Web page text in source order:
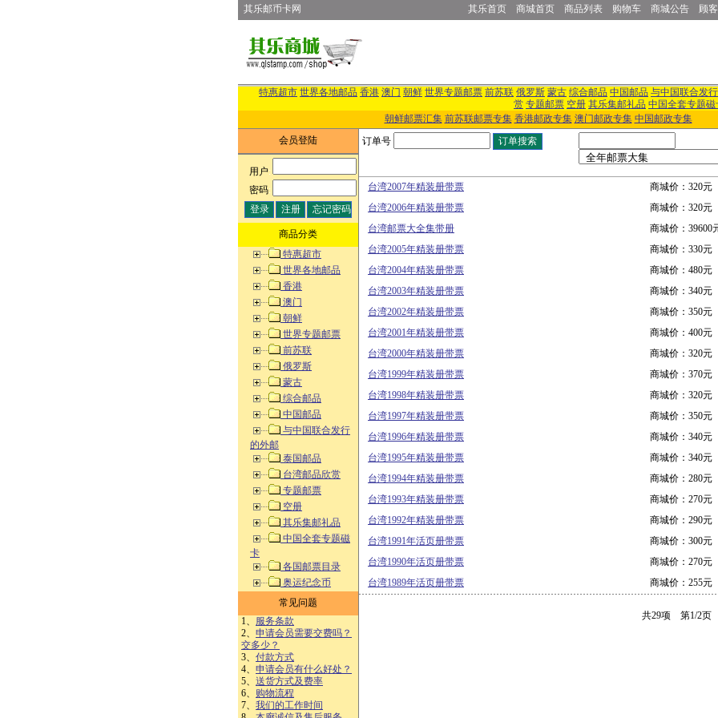
其乐邮币卡网 其乐首页 商城首页 商品列表 购物车 商城公告 顾
特惠超市 世界各地邮品 香港 澳门 朝鲜 世界专题邮票 前苏联 俄罗斯 蒙古 综合邮品 中国邮品 与中国联合发
赏 专题邮票 空册 其乐集邮礼品 中国全套专题磁
朝鲜邮票汇集 前苏联邮票专集 香港邮政专集 澳门邮政专集 中国邮政专集
会员登陆
用户:
密码:
商品分类
特惠超市
世界各地邮品
香港
澳门
朝鲜
世界专题邮票
前苏联
俄罗斯
蒙古
综合邮品
中国邮品
与中国联合发行
的外邮
泰国邮品
台湾邮品欣赏
专题邮票
空册
其乐集邮礼品
中国全套专题磁
卡
各国邮票目录
奥运纪念币
常见问题
1、 服务条款
2、 申请会员需要交费吗？
交多少？
3、 付款方式
4、 申请会员有什么好处？
5、 送货方式及费率
6、 购物流程
7、 我们的工作时间
订单号
台湾2007年精装册带票
商城价：320元
台湾2006年精装册带票
商城价：320元
台湾邮票大全集带册
商城价：39600
台湾2005年精装册带票
商城价：330元
台湾2004年精装册带票
商城价：480元
台湾2003年精装册带票
商城价：340元
台湾2002年精装册带票
商城价：350元
台湾2001年精装册带票
商城价：400元
台湾2000年精装册带票
商城价：320元
台湾1999年精装册带票
商城价：370元
台湾1998年精装册带票
商城价：320元
台湾1997年精装册带票
商城价：350元
台湾1996年精装册带票
商城价：340元
台湾1995年精装册带票
商城价：340元
台湾1994年精装册带票
商城价：280元
台湾1993年精装册带票
商城价：270元
台湾1992年精装册带票
商城价：290元
台湾1991年活页册带票
商城价：300元
台湾1990年活页册带票
商城价：270元
台湾1989年活页册带票
商城价：255元
共29项 第1/2